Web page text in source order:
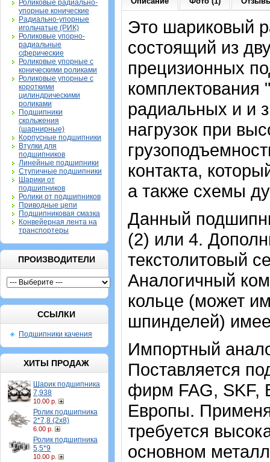
Роликовые радиально-
упорные конические
Радиально-упорные
игольчатые (РИК)
Роликовые упорно-
радиальные
сферические
Роликовые упорные с
коническими роликами
Роликовые упорные с
короткими
цилиндрическими
роликами
Подшипники
скольжения
(шарнирные)
Корпусные подшипники
Втулки для
подшипников
Линейные подшипники
Ступичные подшипники
Шарики от
подшипников
Ролики от подшипников
Приводные цепи
Подшипниковая смазка
Конвейерная лента на
транспортеры
ПРОИЗВОДИТЕЛИ
ССЫЛКИ
Подшипники качения
ХИТЫ ПРОДАЖ
Шарик подшипника
7,938
10.00 р.
Ролик подшипника
2*7,8 (2х8)
6.00 р.
Ролик подшипника
5,5*9
10.00 р.
Это шариковый
состоящий из
прецизионных
комплектования
радиальных и и
нагрузок при
контакта,
а также схемы
Данный
(2) или 4.
текстолитовый
Аналогичный
кольце (может
шпинделей)
Импортный
Поставляется
фирм FAG, SKF,
Европы.
требуется
основном